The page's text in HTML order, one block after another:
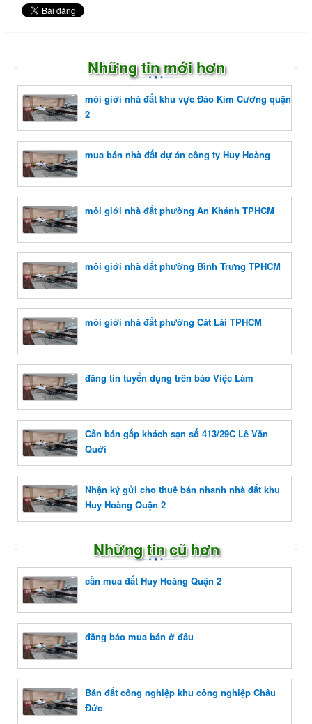
Những tin mới hơn
môi giới nhà đất khu vực Đảo Kim Cương quận
2
mua bán nhà đất dự án công ty Huy Hoàng
môi giới nhà đất phường An Khánh TPHCM
môi giới nhà đất phường Bình Trưng TPHCM
môi giới nhà đất phường Cát Lái TPHCM
đăng tin tuyển dụng trên báo Việc Làm
Cần bán gấp khách sạn số 413/29C Lê Văn
Quới
Nhận ký gửi cho thuê bán nhanh nhà đất khu
Huy Hoàng Quận 2
Những tin cũ hơn
cần mua đất Huy Hoàng Quận 2
đăng báo mua bán ở đâu
Bán đất công nghiệp khu công nghiệp Châu
Đức